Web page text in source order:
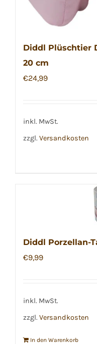
Diddl Plüschtier
20 cm
€24,99
inkl. MwSt.
zzgl. Versandkosten
Diddl Porzellan-
€9,99
inkl. MwSt.
zzgl. Versandkosten
In den Warenkorb